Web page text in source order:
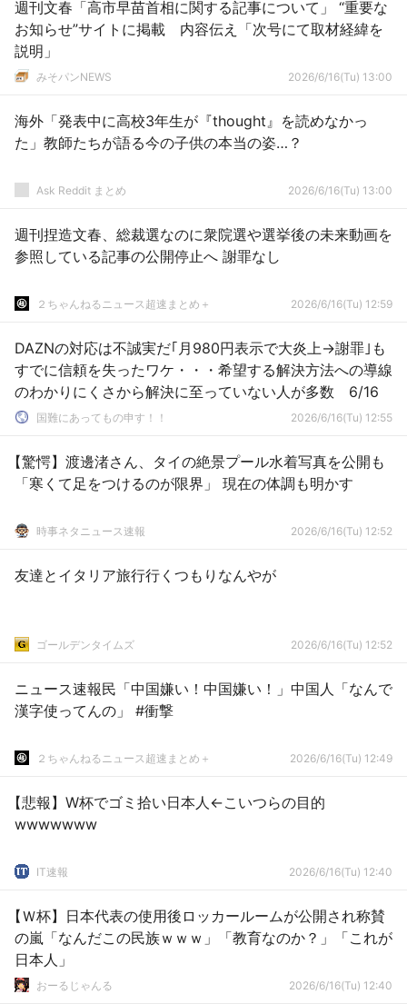
週刊文春「高市早苗首相に関する記事について」 “重要な
お知らせ”サイトに掲載 内容伝え「次号にて取材経緯を
説明」
みそパンNEWS 2026/6/16(Tu) 13:00
海外「発表中に高校3年生が『thought』を読めなかっ
た」教師たちが語る今の子供の本当の姿…？
Ask Reddit まとめ 2026/6/16(Tu) 13:00
週刊捏造文春、総裁選なのに衆院選や選挙後の未来動画を
参照している記事の公開停止へ 謝罪なし
２ちゃんねるニュース超速まとめ＋ 2026/6/16(Tu) 12:59
DAZNの対応は不誠実だ｢月980円表示で大炎上→謝罪｣も
すでに信頼を失ったワケ・・・希望する解決方法への導線
のわかりにくさから解決に至っていない人が多数 6/16
国難にあってもの申す！！ 2026/6/16(Tu) 12:55
【驚愕】渡邊渚さん、タイの絶景プール水着写真を公開も
「寒くて足をつけるのが限界」 現在の体調も明かす
時事ネタニュース速報 2026/6/16(Tu) 12:52
友達とイタリア旅行行くつもりなんやが
ゴールデンタイムズ 2026/6/16(Tu) 12:52
ニュース速報民「中国嫌い！中国嫌い！」中国人「なんで
漢字使ってんの」 #衝撃
２ちゃんねるニュース超速まとめ＋ 2026/6/16(Tu) 12:49
【悲報】W杯でゴミ拾い日本人←こいつらの目的
wwwwwww
IT速報 2026/6/16(Tu) 12:40
【Ｗ杯】日本代表の使用後ロッカールームが公開され称賛
の嵐「なんだこの民族ｗｗｗ」「教育なのか？」「これが
日本人」
おーるじゃんる 2026/6/16(Tu) 12:40